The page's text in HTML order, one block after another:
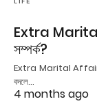
Extra Marital
সম্পর্ক?
Extra Marital Affair:
বদলে…
4 months ago